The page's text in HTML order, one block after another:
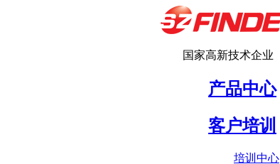
国家高新技术企业
产品中心
客户培训
培训中心